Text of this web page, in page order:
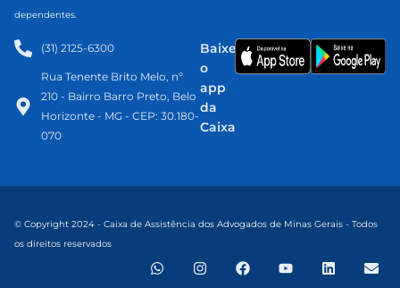
dependentes.
(31) 2125-6300​
Rua Tenente Brito Melo, nº
210 - Bairro Barro Preto, Belo
Horizonte - MG - CEP: 30.180-
070
Baixe
o
app
da
Caixa
© Copyright 2024 - Caixa de Assistência dos Advogados de Minas Gerais - Todos
os direitos reservados